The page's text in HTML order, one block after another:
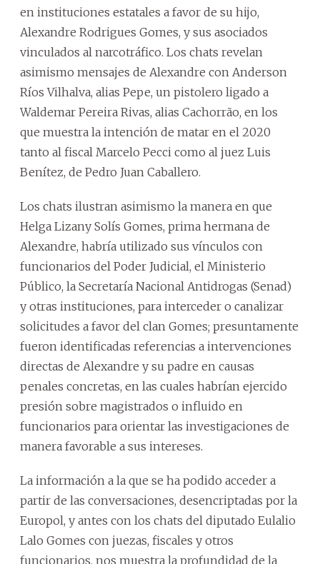
en instituciones estatales a favor de su hijo,
Alexandre Rodrigues Gomes, y sus asociados
vinculados al narcotráfico. Los chats revelan
asimismo mensajes de Alexandre con Anderson
Ríos Vilhalva, alias Pepe, un pistolero ligado a
Waldemar Pereira Rivas, alias Cachorrão, en los
que muestra la intención de matar en el 2020
tanto al fiscal Marcelo Pecci como al juez Luis
Benítez, de Pedro Juan Caballero.
Los chats ilustran asimismo la manera en que
Helga Lizany Solís Gomes, prima hermana de
Alexandre, habría utilizado sus vínculos con
funcionarios del Poder Judicial, el Ministerio
Público, la Secretaría Nacional Antidrogas (Senad)
y otras instituciones, para interceder o canalizar
solicitudes a favor del clan Gomes; presuntamente
fueron identificadas referencias a intervenciones
directas de Alexandre y su padre en causas
penales concretas, en las cuales habrían ejercido
presión sobre magistrados o influido en
funcionarios para orientar las investigaciones de
manera favorable a sus intereses.
La información a la que se ha podido acceder a
partir de las conversaciones, desencriptadas por la
Europol, y antes con los chats del diputado Eulalio
Lalo Gomes con juezas, fiscales y otros
funcionarios, nos muestra la profundidad de la